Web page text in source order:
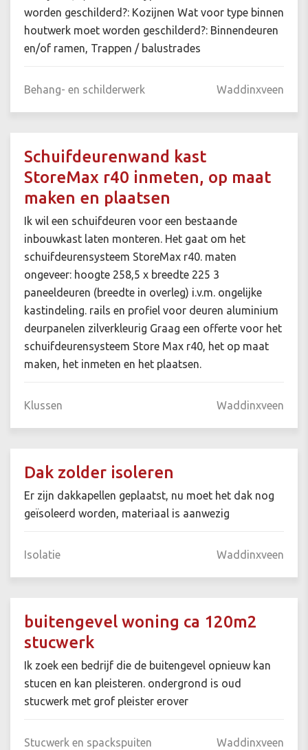
worden geschilderd?: Kozijnen Wat voor type binnen
houtwerk moet worden geschilderd?: Binnendeuren
en/of ramen, Trappen / balustrades
Behang- en schilderwerk Waddinxveen
Schuifdeurenwand kast
StoreMax r40 inmeten, op maat
maken en plaatsen
Ik wil een schuifdeuren voor een bestaande
inbouwkast laten monteren. Het gaat om het
schuifdeurensysteem StoreMax r40. maten
ongeveer: hoogte 258,5 x breedte 225 3
paneeldeuren (breedte in overleg) i.v.m. ongelijke
kastindeling. rails en profiel voor deuren aluminium
deurpanelen zilverkleurig Graag een offerte voor het
schuifdeurensysteem Store Max r40, het op maat
maken, het inmeten en het plaatsen.
Klussen Waddinxveen
Dak zolder isoleren
Er zijn dakkapellen geplaatst, nu moet het dak nog
geïsoleerd worden, materiaal is aanwezig
Isolatie Waddinxveen
buitengevel woning ca 120m2
stucwerk
Ik zoek een bedrijf die de buitengevel opnieuw kan
stucen en kan pleisteren. ondergrond is oud
stucwerk met grof pleister erover
Stucwerk en spackspuiten Waddinxveen